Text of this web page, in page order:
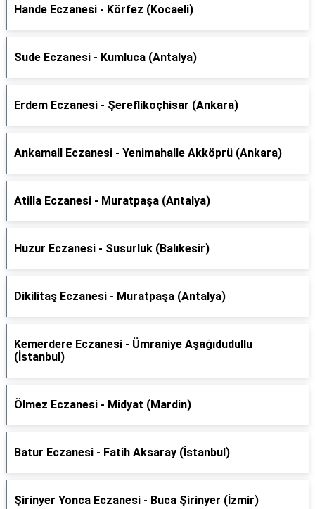
Hande Eczanesi - Körfez (Kocaeli)
Sude Eczanesi - Kumluca (Antalya)
Erdem Eczanesi - Şereflikoçhisar (Ankara)
Ankamall Eczanesi - Yenimahalle Akköprü (Ankara)
Atilla Eczanesi - Muratpaşa (Antalya)
Huzur Eczanesi - Susurluk (Balıkesir)
Dikilitaş Eczanesi - Muratpaşa (Antalya)
Kemerdere Eczanesi - Ümraniye Aşağıdudullu
(İstanbul)
Ölmez Eczanesi - Midyat (Mardin)
Batur Eczanesi - Fatih Aksaray (İstanbul)
Şirinyer Yonca Eczanesi - Buca Şirinyer (İzmir)